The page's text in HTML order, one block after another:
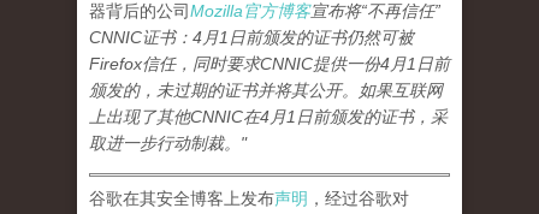
器背后的公司Mozilla官方博客宣布将“不再信任”
CNNIC证书：4月1日前颁发的证书仍然可被
Firefox信任，同时要求CNNIC提供一份4月1日前
颁发的，未过期的证书并将其公开。如果互联网
上出现了其他CNNIC在4月1日前颁发的证书，采
取进一步行动制裁。"
谷歌在其安全博客上发布声明 ，经过谷歌对